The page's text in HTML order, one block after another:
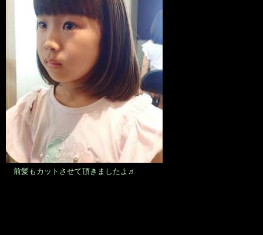
前髪もカットさせて頂きましたよ♬